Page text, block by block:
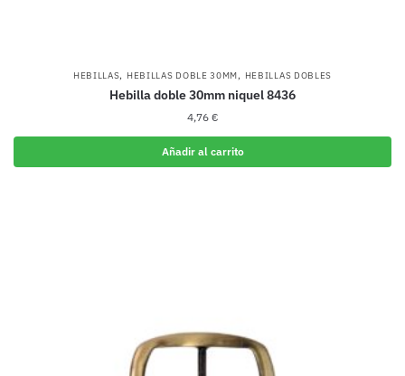
HEBILLAS, HEBILLAS DOBLE 30MM, HEBILLAS DOBLES
Hebilla doble 30mm niquel 8436
4,76 €
Añadir al carrito